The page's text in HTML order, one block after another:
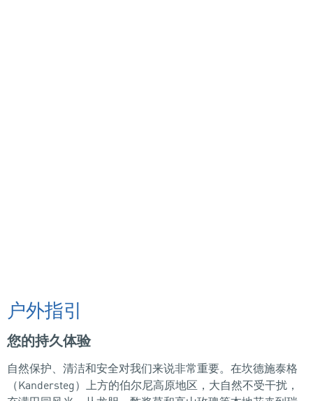
户外指引
您的持久体验
自然保护、清洁和安全对我们来说非常重要。在坎德施泰格
（Kandersteg）上方的伯尔尼高原地区，大自然不受干扰，